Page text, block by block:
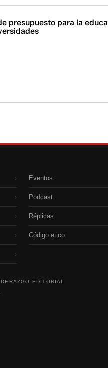
presupuesto para la
›
›
›
›
›
Eventos
Podcast
Réplicas
Código etico
EDITORIAL